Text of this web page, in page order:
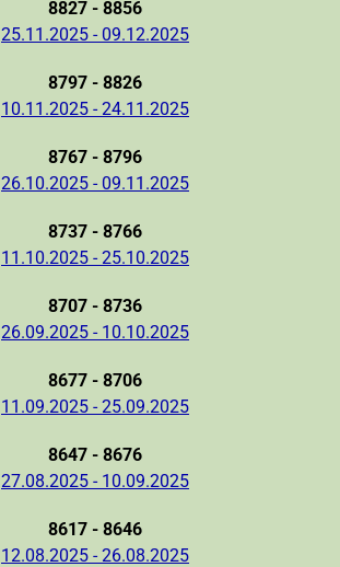
8827 - 8856
25.11.2025 - 09.12.2025
8797 - 8826
10.11.2025 - 24.11.2025
8767 - 8796
26.10.2025 - 09.11.2025
8737 - 8766
11.10.2025 - 25.10.2025
8707 - 8736
26.09.2025 - 10.10.2025
8677 - 8706
11.09.2025 - 25.09.2025
8647 - 8676
27.08.2025 - 10.09.2025
8617 - 8646
12.08.2025 - 26.08.2025